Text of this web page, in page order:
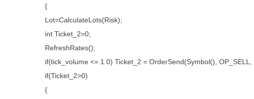
{
Lot=CalculateLots(Risk);
int Ticket_2=0;
RefreshRates();
if(tick_volume <= 1.0) Ticket_2 = OrderSend(Symbol(),
if(Ticket_2>0)
{